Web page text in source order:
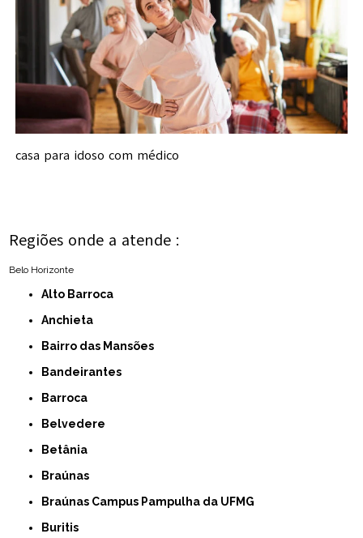
casa para idoso com médico
Regiões onde a atende :
Belo Horizonte
Alto Barroca
Anchieta
Bairro das Mansões
Bandeirantes
Barroca
Belvedere
Betânia
Braúnas
Braúnas Campus Pampulha da UFMG
Buritis